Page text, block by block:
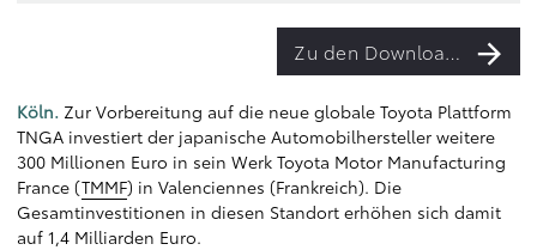
Zu den Downloads
Köln. Zur Vorbereitung auf die neue globale Toyota Plattform
TNGA investiert der japanische Automobilhersteller weitere
300 Millionen Euro in sein Werk Toyota Motor Manufacturing
France (TMMF) in Valenciennes (Frankreich). Die
Gesamtinvestitionen in diesen Standort erhöhen sich damit
auf 1,4 Milliarden Euro.